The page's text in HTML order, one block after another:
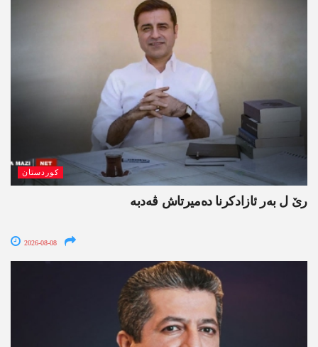
کوردستان
رێ ل بەر ئازادکرنا دەمیرتاش ڤەدبە
2026-08-08